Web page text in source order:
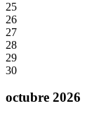
25
26
27
28
29
30
octubre 2026